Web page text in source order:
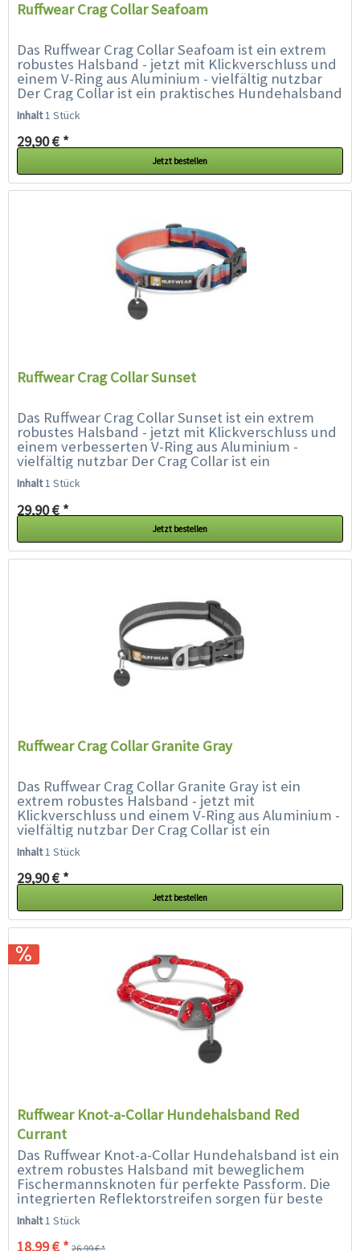
Ruffwear Crag Collar Seafoam
Das Ruffwear Crag Collar Seafoam ist ein extrem
robustes Halsband - jetzt mit Klickverschluss und
einem V-Ring aus Aluminium - vielfältig nutzbar
Der Crag Collar ist ein praktisches Hundehalsband
der Extraklasse mit...
Inhalt1 Stück
29,90 € *
Jetzt bestellen
Ruffwear Crag Collar Sunset
Das Ruffwear Crag Collar Sunset ist ein extrem
robustes Halsband - jetzt mit Klickverschluss und
einem verbesserten V-Ring aus Aluminium -
vielfältig nutzbar Der Crag Collar ist ein
praktisches Hundehalsband der Extraklasse mit...
Inhalt1 Stück
29,90 € *
Jetzt bestellen
Ruffwear Crag Collar Granite Gray
Das Ruffwear Crag Collar Granite Gray ist ein
extrem robustes Halsband - jetzt mit
Klickverschluss und einem V-Ring aus Aluminium -
vielfältig nutzbar Der Crag Collar ist ein
praktisches Hundehalsband der Extraklasse mit...
Inhalt1 Stück
29,90 € *
Jetzt bestellen
Ruffwear Knot-a-Collar Hundehalsband Red
Currant
Das Ruffwear Knot-a-Collar Hundehalsband ist ein
extrem robustes Halsband mit beweglichem
Fischermannsknoten für perfekte Passform. Die
integrierten Reflektorstreifen sorgen für beste
Sichtbarkeit auch bei schlechten...
Inhalt1 Stück
18,99 € * 26,99 € *